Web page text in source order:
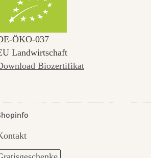
Landwirtschaft
Biozertifikat